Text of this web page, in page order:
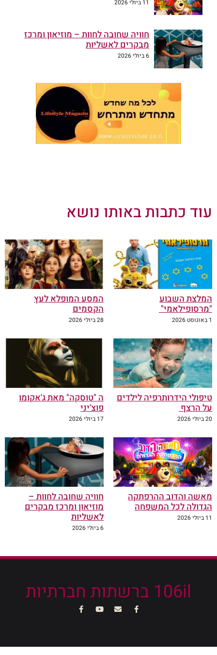
11 ביולי 2026
חוויה שחובה לחוות – מוזיאון ומרכז
מבקרים לאשליות
6 ביולי 2026
עוד כתבות באותו נושא
המלצת השבוע
"מרסופילאמי"
1 באוגוסט 2026
המסע המופלא לעץ
הקסמים
28 ביולי 2026
טיפולי הידרותרפיה לילדים
על הרצף
20 ביולי 2026
ה "טוסקה" מאת ג'אקומו
פוצ'יני
17 ביולי 2026
מאשה והדוב ההרפתקה
הגדולה לכל המשפחה
11 ביולי 2026
חוויה שחובה לחוות –
מוזיאון ומרכז מבקרים
לאשליות
6 ביולי 2026
106il ברשתות חברתיות